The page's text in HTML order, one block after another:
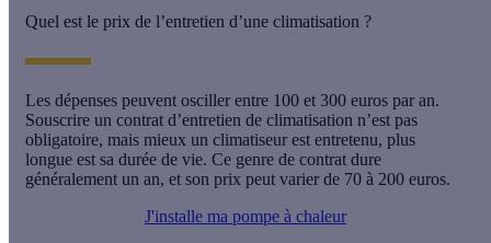
Quel est le prix de l’entretien d’une climatisation ?
Les dépenses peuvent osciller entre 100 et 300 euros par an.
Souscrire un contrat d’entretien de climatisation n’est pas
obligatoire, mais mieux un climatiseur est entretenu, plus
longue est sa durée de vie. Ce genre de contrat dure
généralement un an, et son prix peut varier de 70 à 200 euros.
J'installe ma pompe à chaleur